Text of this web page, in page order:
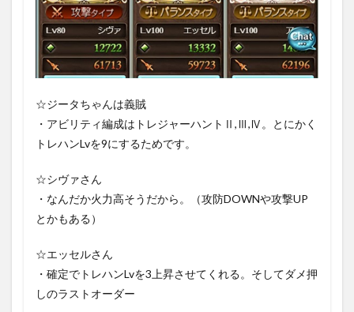
マグナ
1.4.2
コロッ
サス・
マグナ
1.4.3
リヴァ
イアサ
ン・マ
1.4.4
ユグド
ラシ
1.4.5
ァリ
☆ジータちゃんは義賊
・アビリティ編成はトレジャーハントⅡ,Ⅲ,Ⅳ。とにかく
トレハンLvを9にするためです。
☆シヴァさん
・なんだか火力高そうだから。（攻防DOWNや攻撃UP
とかもある）
☆エッセルさん
・確定でトレハンLvを3上昇させてくれる。そしてダメ押
しのラストオーダー